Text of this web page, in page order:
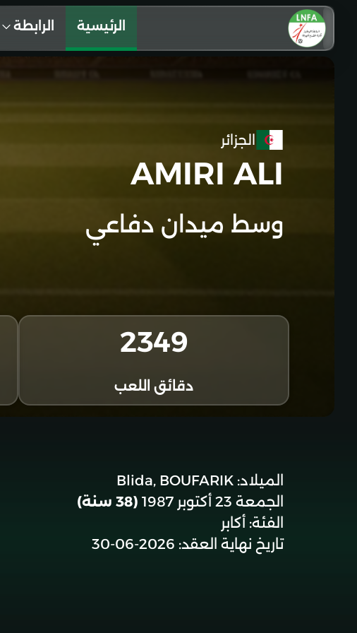
الرئيسية الرابطة
الجزائر
AMIRI ALI
وسط ميدان دفاعي
2349
دقائق اللعب
الميلاد: Blida, BOUFARIK
الجمعة 23 أكتوبر 1987
(38 سنة)
الفئة: أكابر
تاريخ نهاية العقد: 2026-06-30